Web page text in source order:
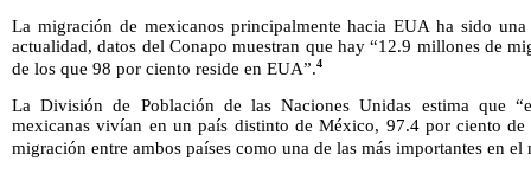
La migración de mexicanos principalmente hacia EUA ha sido
actualidad, datos del Conapo muestran que hay “12.9 millones de
de los que 98 por ciento reside en EUA”.4
La División de Población de las Naciones Unidas estima que
mexicanas vivían en un país distinto de México, 97.4 por ciento
migración entre ambos países como una de las más importantes en el